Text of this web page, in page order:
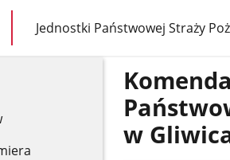
gov.pl
gov.pl
Jednostki Państwowej Straży
gov.pl
Jednostki
Państwowej
w